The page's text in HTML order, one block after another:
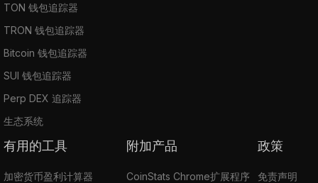
TON 钱包追踪器
TRON 钱包追踪器
Bitcoin 钱包追踪器
SUI 钱包追踪器
Perp DEX 追踪器
生态系统
有用的工具
加密货币盈利计算器
附加产品
CoinStats Chrome扩展程序
政策
免责声明